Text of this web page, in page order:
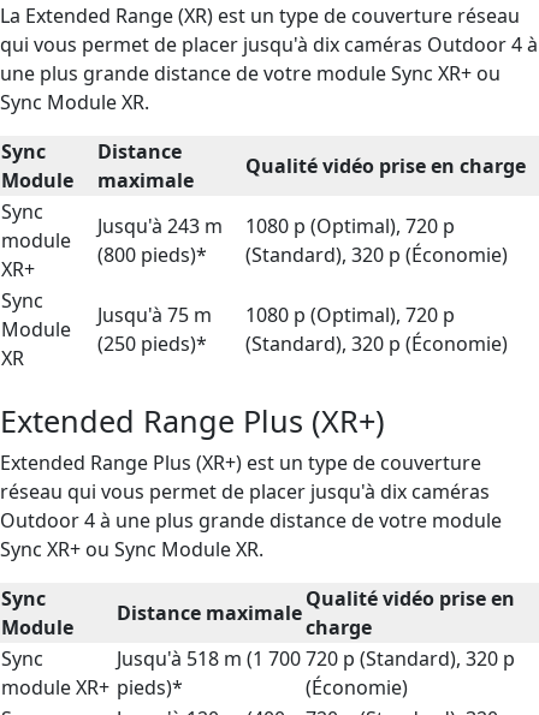
La Extended Range (XR) est un type de couverture réseau
qui vous permet de placer jusqu'à dix caméras Outdoor 4 à
une plus grande distance de votre module Sync XR+ ou
Sync Module XR.
Sync
Module
Distance
maximale
Qualité vidéo prise en charge
Sync
module
XR+
Jusqu'à 243 m
(800 pieds)*
1080 p (Optimal), 720 p
(Standard), 320 p (Économie)
Sync
Module
XR
Jusqu'à 75 m
(250 pieds)*
1080 p (Optimal), 720 p
(Standard), 320 p (Économie)
Extended Range Plus (XR+)
Extended Range Plus (XR+) est un type de couverture
réseau qui vous permet de placer jusqu'à dix caméras
Outdoor 4 à une plus grande distance de votre module
Sync XR+ ou Sync Module XR.
Sync
Module
Distance maximale
Qualité vidéo prise en
charge
Sync
module XR+
Jusqu'à 518 m (1 700
pieds)*
720 p (Standard), 320 p
(Économie)